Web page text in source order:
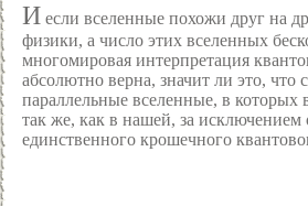
И если вселенные похожи друг на
физики, а число этих вселенных
многомировая интерпретация
абсолютно верна, значит ли это, что
параллельные вселенные, в которых
так же, как в нашей, за исключением
единственного крошечного